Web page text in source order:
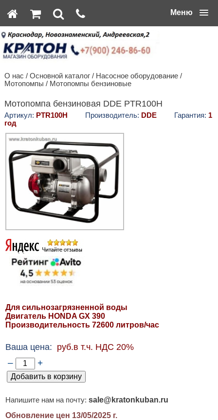
Меню
О нас / Основной каталог/ Насосное оборудование/
Мотопомпы / Мотопомпы бензиновые
Мотопомпа бензиновая DDE PTR100H
Артикул: PTR100H Производитель: DDEГарантия: 1
год
Для сильнозагрязненной воды
Двигатель HONDA GX 390
Производительность 72600 литров/час
Ваша цена: руб.в т.ч. НДС 20%
– +
Напишите нам на почту: sale@kratonkuban.ru
Обновление цен 13/05/2025г.